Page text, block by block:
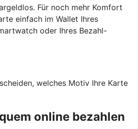
Für noch mehr Komfort
einfach im Wallet Ihres
oder Ihres Bezahl-
welches Motiv Ihre Karte
online bezahlen